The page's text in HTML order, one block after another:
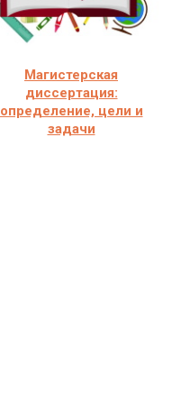
Магистерская
диссертация:
определение, цели и
задачи